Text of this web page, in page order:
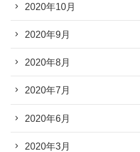
2020年10月
2020年9月
2020年8月
2020年7月
2020年6月
2020年3月